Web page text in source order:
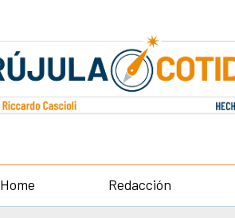
Home Redacción